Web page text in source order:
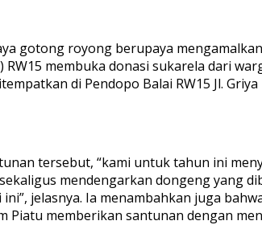
gotong royong berupaya
membuka donasi sukarela dari
di Pendopo Balai RW15 Jl.
tersebut, “kami untuk tahun ini
mendengarkan dongeng yang
jelasnya. Ia menambahkan juga
Piatu memberikan santunan dengan